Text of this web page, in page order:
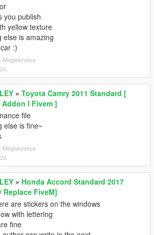
you publish
yellow texture
else is amazing
:)
Megtekintése
» Toyota Camry 2011 Standard [
Addon I Fivem ]
file
else is fine~
Megtekintése
» Honda Accord Standard 2017
Replace FiveM]
are stickers on the windows
with lettering
fine